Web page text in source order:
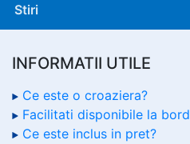
Stiri
INFORMATII UTILE
Ce este o croaziera?
Facilitati disponibile la bord
Ce este inclus in pret?